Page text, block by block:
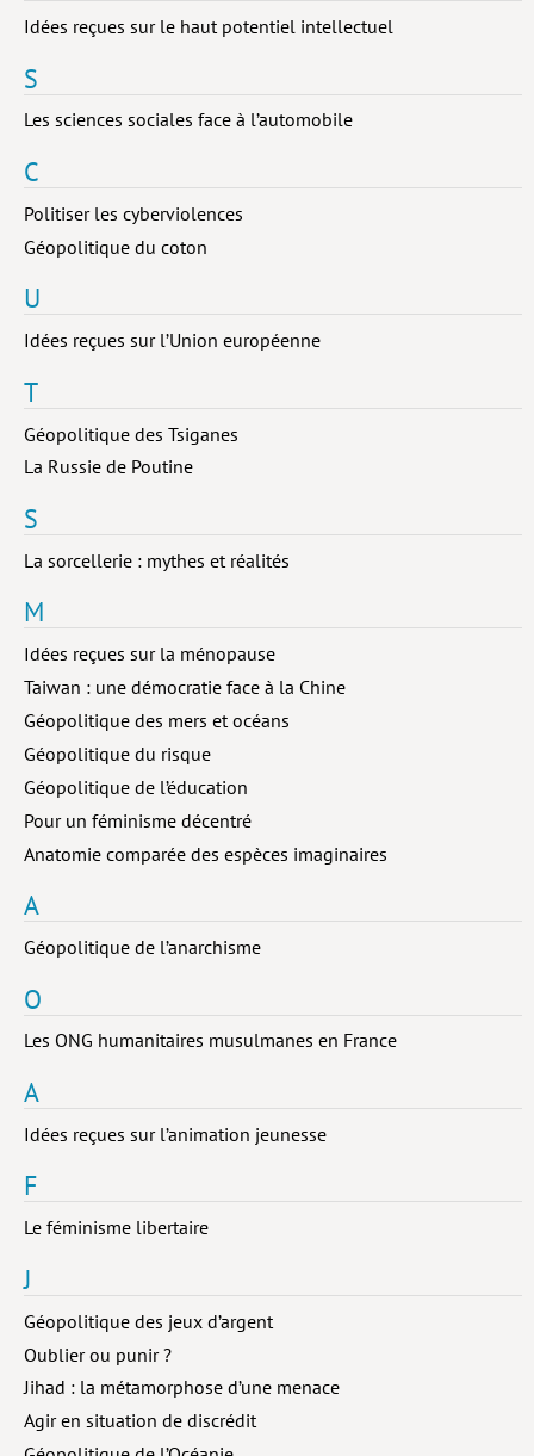
Livres poche
>> Livres numériques <<
Comment je suis devenu
Espèces
Géopolitique de…
Lieux de…
Mobilisations
Actes de colloque
>> Cavalier poche <<
PARTENARIATS
Idées reçues – Corporate
CONTACT
POLITIQUE DE CONFIDENTIALITÉ
POLITIQUE RELATIVE AUX COOKIES
Idées reçues sur le haut potentiel intellectuel
S
Les sciences sociales face à l’automobile
C
Politiser les cyberviolences
Géopolitique du coton
U
Idées reçues sur l’Union européenne
T
Géopolitique des Tsiganes
La Russie de Poutine
S
La sorcellerie : mythes et réalités
M
Idées reçues sur la ménopause
Taiwan : une démocratie face à la Chine
Géopolitique des mers et océans
Géopolitique du risque
Géopolitique de l’éducation
Pour un féminisme décentré
Anatomie comparée des espèces imaginaires
A
Géopolitique de l’anarchisme
O
Les ONG humanitaires musulmanes en France
A
Idées reçues sur l’animation jeunesse
F
Le féminisme libertaire
J
Géopolitique des jeux d’argent
Oublier ou punir ?
Jihad : la métamorphose d’une menace
Agir en situation de discrédit